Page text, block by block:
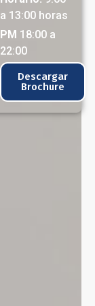
a 13:00 horas
PM 18:00 a
22:00
Descargar
Brochure